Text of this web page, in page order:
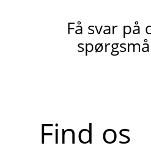
Få svar på
Find os